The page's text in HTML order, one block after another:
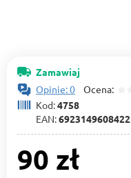
Zamawiaj
Opinie: 0 Ocena:
Kod:4758
EAN:6923149608422
90 zł